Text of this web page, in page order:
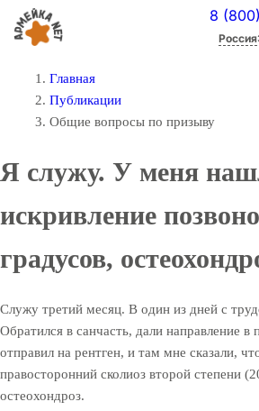
8
Россия
Главная
Публикации
Общие вопросы по призыву
Я служу. У меня
искривление
градусов,
Служу третий месяц. В один из дней с
Обратился в санчасть, дали направление в
отправил на рентген, и там мне сказали,
правосторонний сколиоз второй степени
остеохондроз.